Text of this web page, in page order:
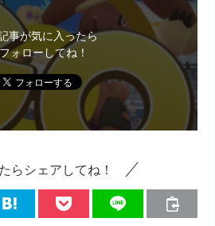
事が気に入ったら
ォローしてね！
らシェアしてね！